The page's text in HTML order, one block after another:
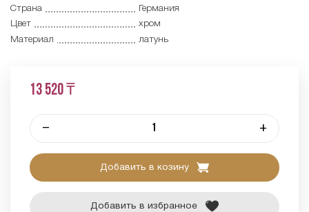
Страна
Германия
Цвет
хром
Материал
латунь
13 520 ₸
– +
Добавить в козину
Добавить в избранное